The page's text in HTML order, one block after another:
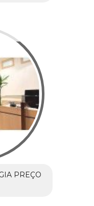
PREÇO